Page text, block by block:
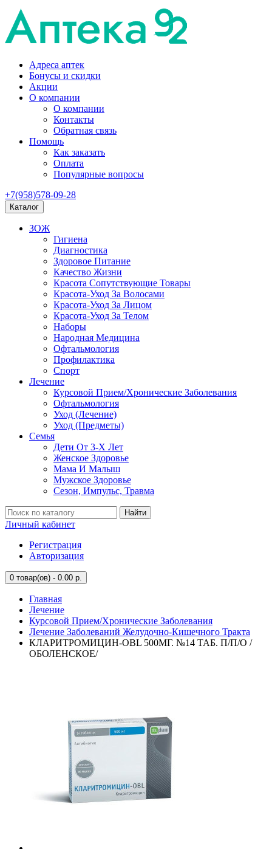
Адреса аптек
Бонусы и скидки
Акции
О компании
О компании
Контакты
Обратная связь
Помощь
Как заказать
Оплата
Популярные вопросы
+7(958)578-09-28
Каталог
ЗОЖ
Гигиена
Диагностика
Здоровое Питание
Качество Жизни
Красота Сопутствующие Товары
Красота-Уход За Волосами
Красота-Уход За Лицом
Красота-Уход За Телом
Наборы
Народная Медицина
Офтальмология
Профилактика
Спорт
Лечение
Курсовой Прием/Хронические Заболевания
Офтальмология
Уход (Лечение)
Уход (Предметы)
Семья
Дети От 3-Х Лет
Женское Здоровье
Мама И Малыш
Мужское Здоровье
Сезон, Импульс, Травма
Найти
Личный кабинет
Регистрация
Авторизация
0 товар(ов) - 0.00 р.
Главная
Лечение
Курсовой Прием/Хронические Заболевания
Лечение Заболеваний Желудочно-Кишечного Тракта
КЛАРИТРОМИЦИН-OBL 500МГ. №14 ТАБ. П/П/О /
ОБОЛЕНСКОЕ/